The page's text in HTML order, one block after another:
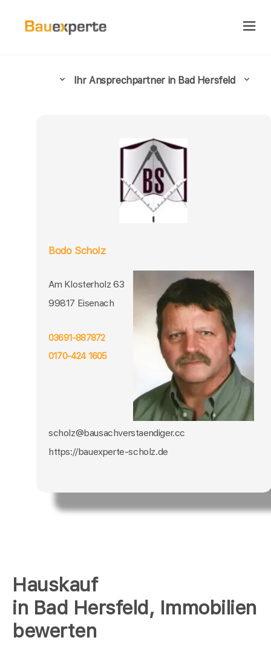
Hauskauf
in Bad Hersfeld, Immobilien
bewerten
Ihr Ansprechpartner in Bad Hersfeld
Bodo Scholz
Am Klosterholz 63
99817 Eisenach
03691-887872
0170-424 1605
scholz@bausachverstaendiger.cc
https://bauexperte-scholz.de